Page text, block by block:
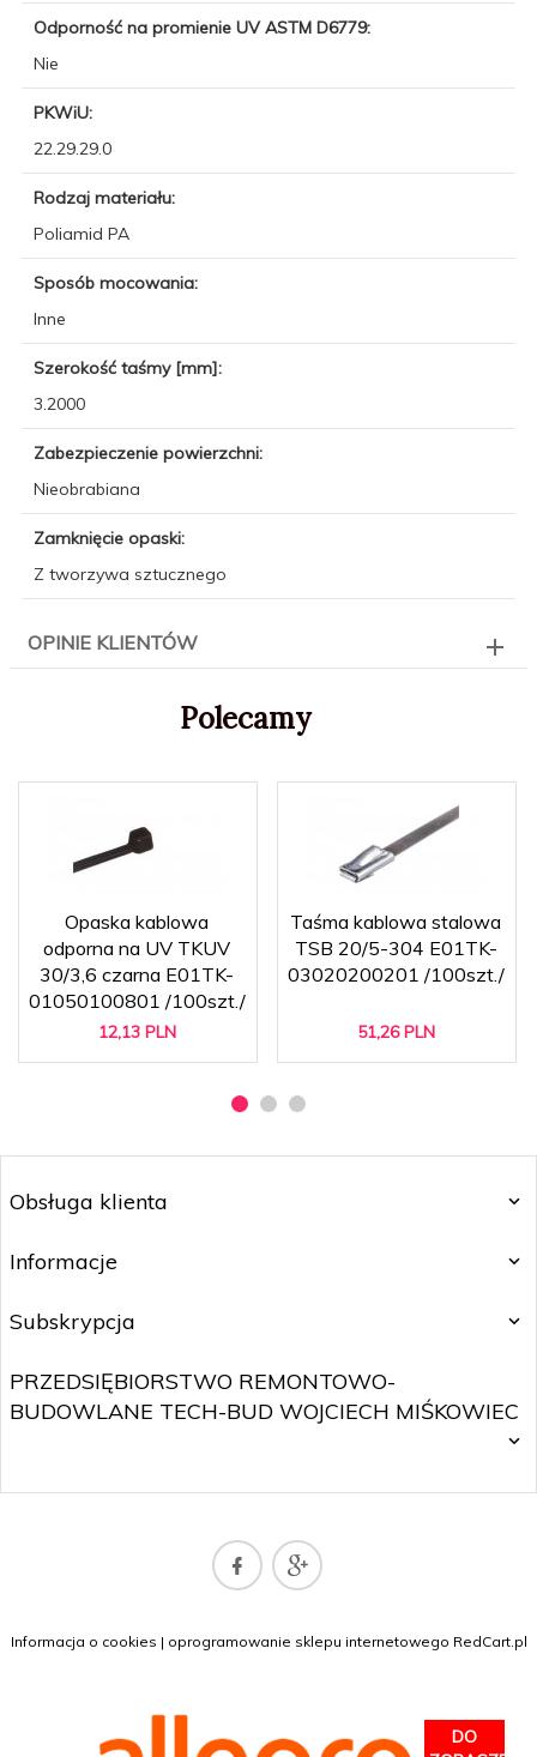
Odporność na promienie UV ASTM D6779:
Nie
PKWiU:
22.29.29.0
Rodzaj materiału:
Poliamid PA
Sposób mocowania:
Inne
Szerokość taśmy [mm]:
3.2000
Zabezpieczenie powierzchni:
Nieobrabiana
Zamknięcie opaski:
Z tworzywa sztucznego
OPINIE KLIENTÓW
Polecamy
Opaska kablowa
odporna na UV TKUV
30/3,6 czarna E01TK-
01050100801 /100szt./
12,13 PLN
Taśma kablowa stalowa
TSB 20/5-304 E01TK-
03020200201 /100szt./
51,26 PLN
Obsługa klienta
Informacje
Subskrypcja
PRZEDSIĘBIORSTWO REMONTOWO-
BUDOWLANE TECH-BUD WOJCIECH MIŚKOWIEC
Informacja o cookies | oprogramowanie sklepu internetowego RedCart.pl
DO